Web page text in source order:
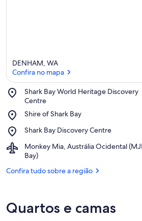
DENHAM, WA
Confira no mapa
Shark Bay World Heritage Discovery
Centre
Place,
Shark
Bay
World
Heritage
Discovery
Centre
Shire of Shark Bay
Place,
of
Bay
Shark Bay Discovery Centre
Place,
Bay
Discovery
Centre
Monkey Mia, Austrália Ocidental
Bay)
Airport,
Monkey
Austrália
Bay)
Confira tudo sobre a região
Quartos e camas